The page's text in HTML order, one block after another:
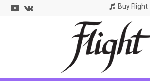
Youtube
VK Buy Flight